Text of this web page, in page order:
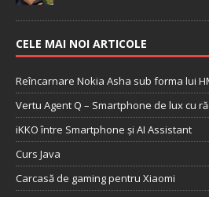
CELE MAI NOI ARTICOLE
Reîncarnare Nokia Asha sub forma lui
Vertu Agent Q – Smartphone de lux cu
iKKO între Smartphone și AI Assistant
Curs Java
Carcasă de gaming pentru Xiaomi